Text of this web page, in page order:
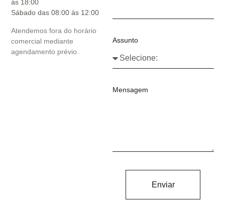
às 18:00
Sábado das 08:00 às 12:00
Atendemos fora do horário
comercial mediante
agendamento prévio.
Assunto
Mensagem
Enviar